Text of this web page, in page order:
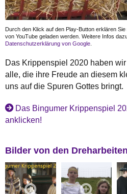
Durch den Klick auf den Play-Button erklären
von YouTube geladen werden. Weitere Infos
Datenschutzerklärung von Google
Das Krippenspiel 2020 haben
alle, die ihre Freude an diesem
uns auf die Spuren Gottes bringt.
Das Bingumer Krippenspiel
anklicken!
Bilder von den Dreharbeiten